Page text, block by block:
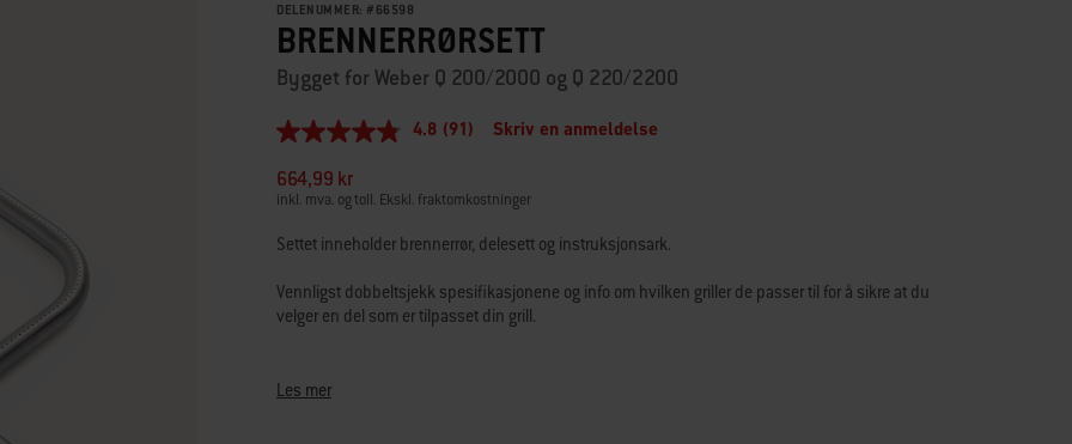
DELENUMMER: # 66598
BRENNERRØRSETT
Bygget for Weber Q 200/2000 og Q 220/2200
4.8
5
stjerner,
gjennomsnittlig
vurderingsverdi.
Read
Reviews.
Samme
sidelenke.
4.8 (91) Skriv en anmeldelse
664,99 kr
inkl. mva. og toll. Ekskl. fraktomkostninger
Settet inneholder brennerrør, delesett og instruksjonsark.
Vennligst dobbeltsjekk spesifikasjonene og info om hvilken griller de passer til for å sikre at du
velger en del som er tilpasset din grill.
Les mer